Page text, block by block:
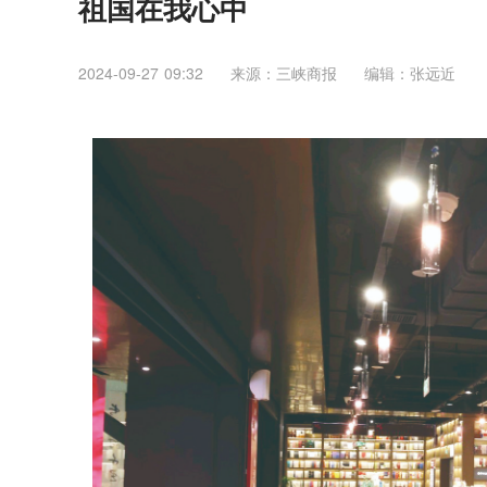
祖国在我心中
2024-09-27 09:32 来源：三峡商报 编辑：张远近